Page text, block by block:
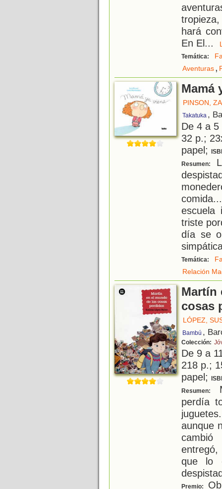
hará
En El...
Temática:
Aventuras,
Mamá
PINSON,
Takatuka ,
De 4 a
32 p.;
papel;
Resumen:
escuela
triste
día se
Temática:
Relación
Martín
cosas
LÓPEZ,
Bambú ,
Colección:
De 9 a
218 p.;
papel;
Resumen:
perdía
aunque
que lo
Premio: